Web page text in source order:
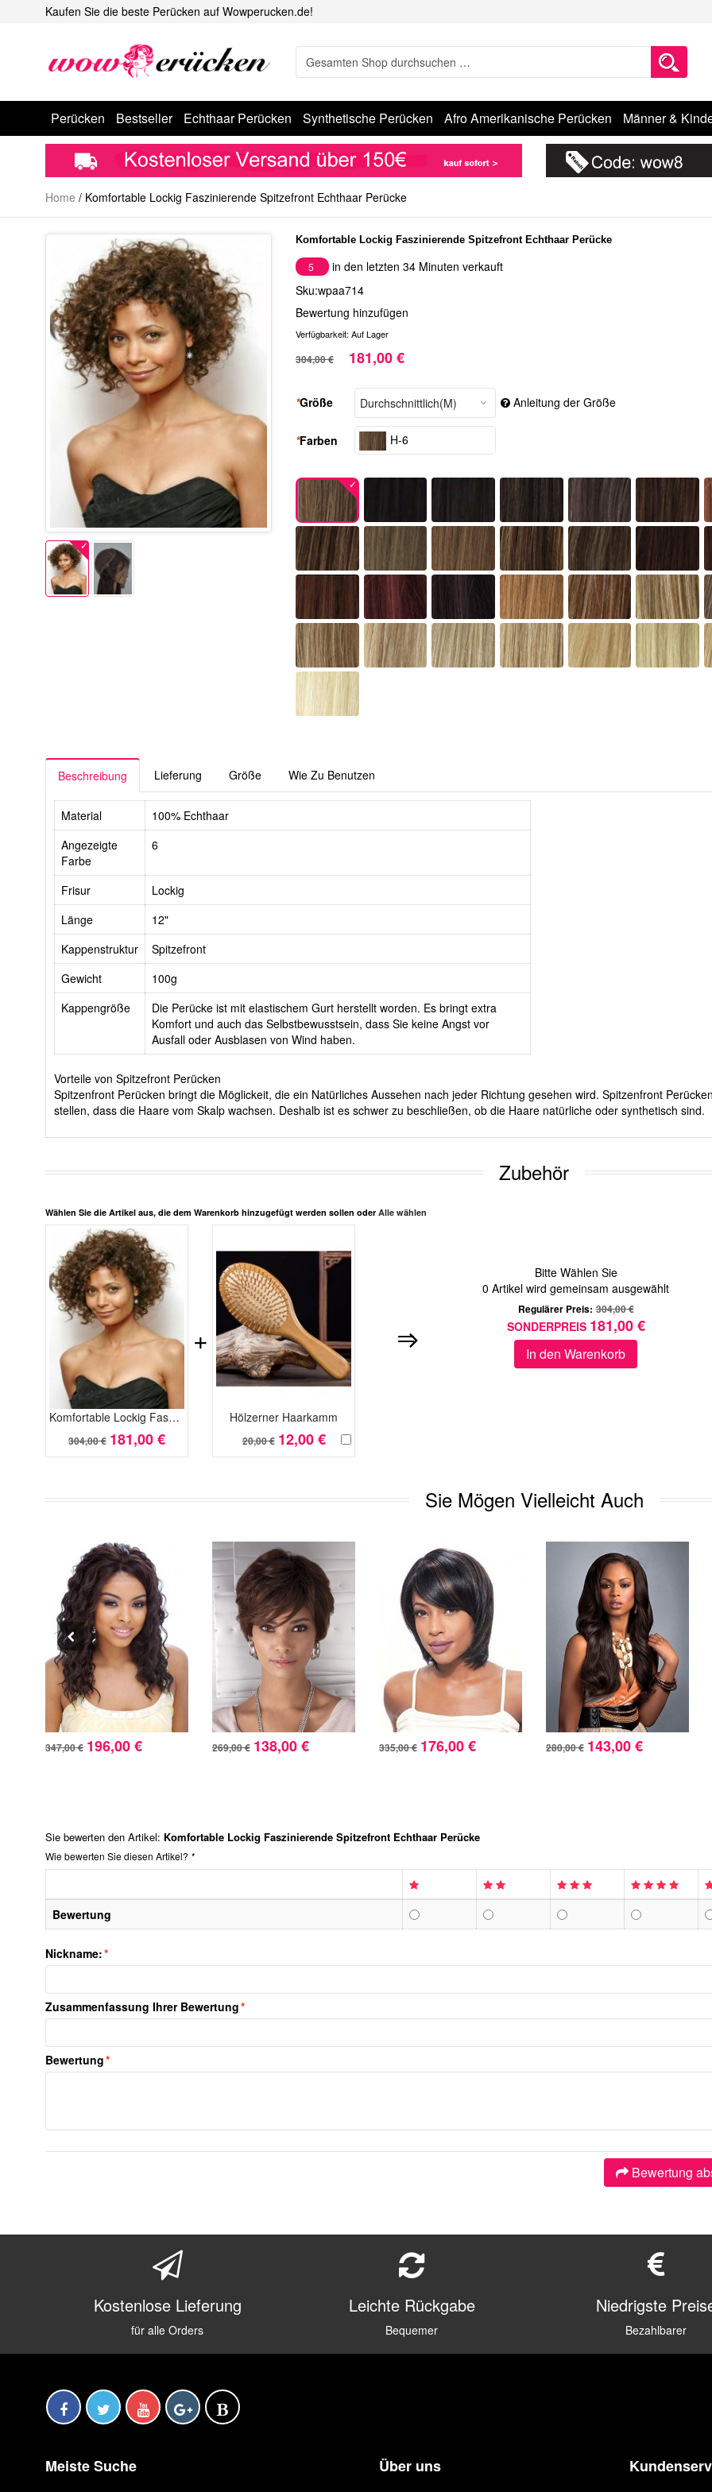
Kaufen Sie die beste Perücken auf Wowperucken.de!
Perücken Bestseller Echthaar Perücken Synthetische Perücken Afro Amerikanische Perücken Männer &
Home / Komfortable Lockig Faszinierende Spitzefront Echthaar Perücke
Komfortable Lockig Faszinierende Spitzefront Echthaar Perücke
5
in den letzten 34 Minuten verkauft
Sku:wpaa714
Bewertung hinzufügen
Verfügbarkeit: Auf Lager
304,00 € 181,00 €
*Größe Anleitung der Größe
*Farben H-6
Beschreibung Lieferung Größe Wie Zu Benutzen
Material
100% Echthaar
Angezeigte
Farbe
6
Frisur
Lockig
Länge
12"
Kappenstruktur
Spitzefront
Gewicht
100g
Kappengröße
Die Perücke ist mit elastischem Gurt herstellt worden. Es bringt extra
Komfort und auch das Selbstbewusstsein, dass Sie keine Angst vor
Ausfall oder Ausblasen von Wind haben.
Vorteile von Spitzefront Perücken
Spitzenfront Perücken bringt die Möglickeit, die ein Natürliches Aussehen nach jeder Richtung gesehen wird. Spitzenfront
stellen, dass die Haare vom Skalp wachsen. Deshalb ist es schwer zu beschließen, ob die Haare natürliche oder synthetisch sind.
Zubehör
Wählen Sie die Artikel aus, die dem Warenkorb hinzugefügt werden sollen oder Alle wählen
Komfortable Lockig Faszinierende Spitzefront Echthaar Perücke
304,00 € 181,00 €
Hölzerner Haarkamm
20,00 € 12,00 €
+
Bitte Wählen Sie
0 Artikel wird gemeinsam ausgewählt
Regulärer Preis: 304,00 €
SONDERPREIS 181,00 €
In den Warenkorb
Sie Mögen Vielleicht Auch
347,00 € 196,00 € 269,00 € 138,00 € 335,00 € 176,00 € 280,00 € 143,00 €
Sie bewerten den Artikel: Komfortable Lockig Faszinierende Spitzefront Echthaar Perücke
Wie bewerten Sie diesen Artikel? *
Bewertung
*
Nickname:
*
Zusammenfassung Ihrer Bewertung
*
Bewertung
Bewertung
Kostenlose Lieferung
für alle Orders
Leichte Rückgabe
Bequemer
Niedrigste
Bezahlbarer
Meiste Suche Über uns